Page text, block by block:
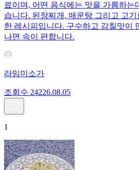
료이며, 어떤 음식에는 맛을 가름하는
습니다. 된장찌개, 매운탕 그리고 고
한 레시피입니다. 구수하고 감칠맛이
나면 속이 편합니다.
라임미소가
조회수 24226.08.05
1